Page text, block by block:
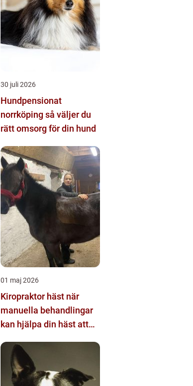
30 juli 2026
Hundpensionat
norrköping så väljer du
rätt omsorg för din hund
01 maj 2026
Kiropraktor häst när
manuella behandlingar
kan hjälpa din häst att